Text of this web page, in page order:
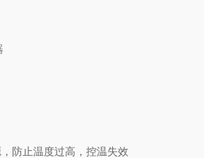
防止温度过高，控温失效